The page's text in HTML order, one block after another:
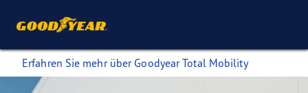
Erfahren Sie mehr über Goodyear Total Mobility